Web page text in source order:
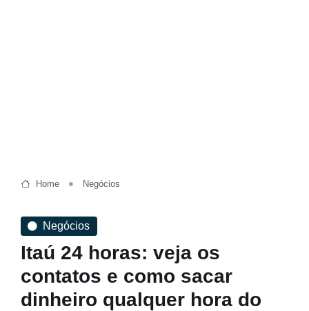
Home Negócios
Negócios
Itaú 24 horas: veja os
contatos e como sacar
dinheiro qualquer hora do